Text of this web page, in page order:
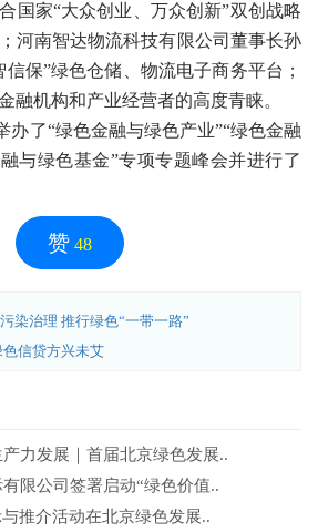
国家“大众创业、万众创新”双创战略
河南智达物流科技有限公司董事长孙
保”绿色仓储、物流电子商务平台；
融机构和产业经营者的高度青睐。
了“绿色金融与绿色产业”“绿色金融
与绿色基金”专项专题峰会并进行了
赞 48
染治理 推行绿色“一带一路”
信贷方兴未艾
力发展｜首届北京绿色发展..
限公司签署启动“绿色价值..
推介活动在北京绿色发展..